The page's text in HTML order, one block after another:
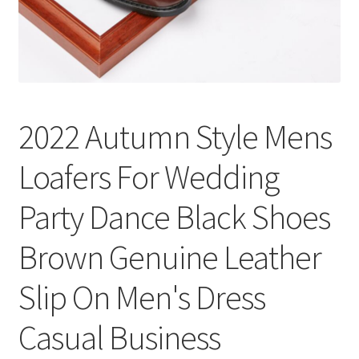
2022 Autumn Style Mens
Loafers For Wedding
Party Dance Black Shoes
Brown Genuine Leather
Slip On Men's Dress
Casual Business